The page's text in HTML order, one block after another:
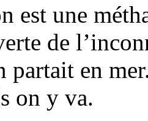
est une
de
partait en
on y va.